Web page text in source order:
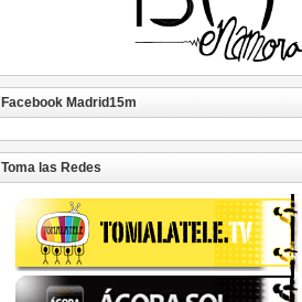
Facebook Madrid15m
Toma las Redes